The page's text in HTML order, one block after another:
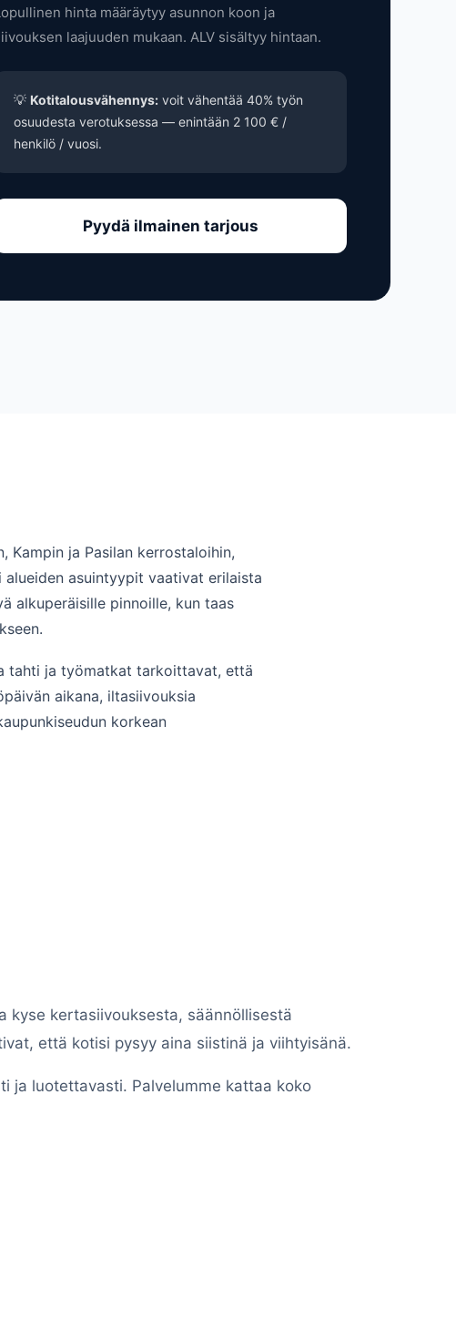
hinta määräytyy asunnon koon ja
laajuuden mukaan. ALV sisältyy hintaan.
💡 Kotitalousvähennys: voit vähentää 40% työn
osuudesta verotuksessa — enintään 2 100 € /
henkilö / vuosi.
Pyydä ilmainen tarjous
Kampin ja Pasilan kerrostaloihin,
asuintyypit vaativat erilaista
alkuperäisille pinnoille, kun taas
tahti ja työmatkat tarkoittavat, että
aikana, iltasiivouksia
korkean
kyse kertasiivouksesta, säännöllisestä
että kotisi pysyy aina siistinä ja viihtyisänä.
ja luotettavasti. Palvelumme kattaa koko